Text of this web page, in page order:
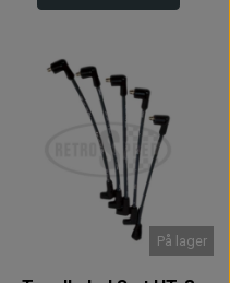
På lager